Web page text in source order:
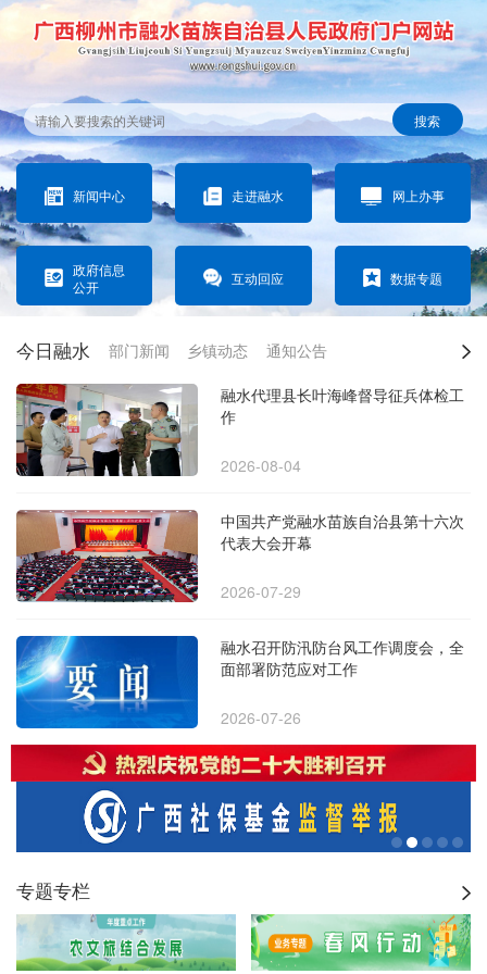
搜索
新闻中心 走进融水 网上办事
政府信息
公开
互动回应 数据专题
今日融水 部门新闻 乡镇动态 通知公告
融水代理县长叶海峰督导征兵体检工
作
2026-08-04
中国共产党融水苗族自治县第十六次
代表大会开幕
2026-07-29
融水召开防汛防台风工作调度会，全
面部署防范应对工作
2026-07-26
专题专栏